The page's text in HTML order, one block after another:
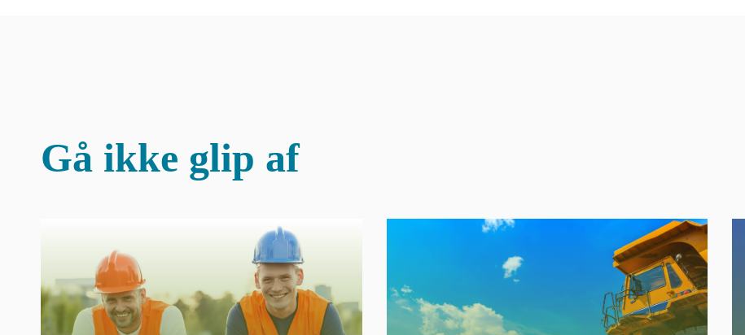
Gå ikke glip af